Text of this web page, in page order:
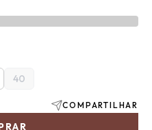
40
COMPARTILHAR